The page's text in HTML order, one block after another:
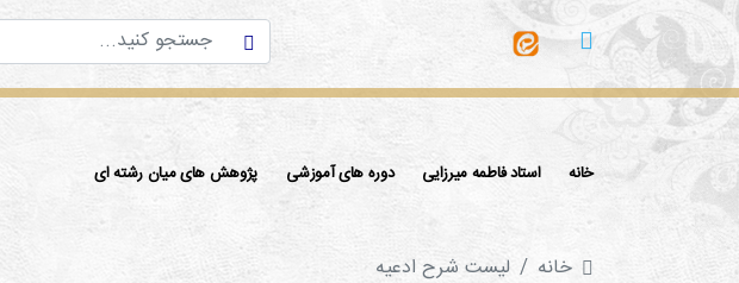
خانه استاد فاطمه میرزایی دوره های آموزشی پژوهش های میان رشته ای
خانه لیست شرح ادعیه